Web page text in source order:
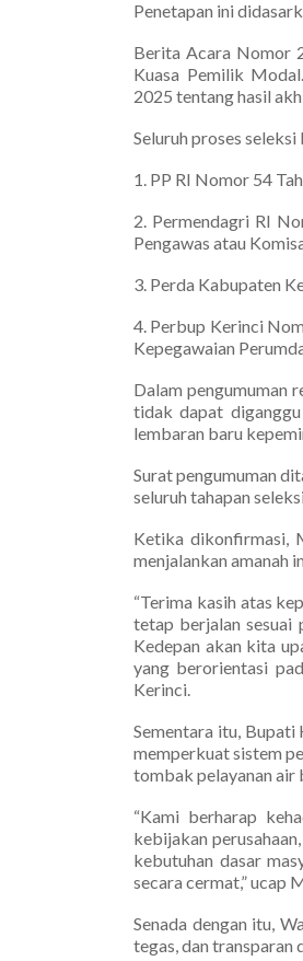
Penetapan ini
Berita Acara Nomor
Kuasa Pemilik
2025 tentang hasil
Seluruh proses
1. PP RI Nomor 54
2. Permendagri RI
Pengawas atau
3. Perda Kabupaten
4. Perbup Kerinci
Kepegawaian
Dalam pengumuman
tidak dapat diganggu
lembaran baru
Surat pengumuman
seluruh tahapan
Ketika dikonfirmasi,
menjalankan amanah
“Terima kasih atas
tetap berjalan sesuai
Kedepan akan kita
yang berorientasi
Kerinci.
Sementara itu,
memperkuat sistem
tombak pelayanan air
“Kami berharap
kebijakan
kebutuhan dasar
secara cermat,” ucap
Senada dengan itu,
tegas, dan